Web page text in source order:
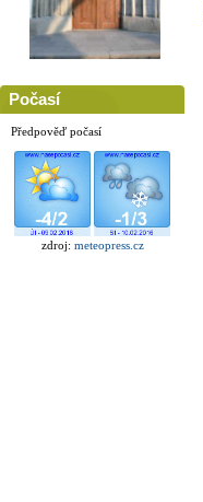
Počasí
Předpověď počasí
zdroj: meteopress.cz